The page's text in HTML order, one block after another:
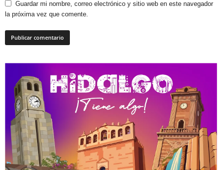
Guardar mi nombre, correo electrónico y sitio web en este navegador
la próxima vez que comente.